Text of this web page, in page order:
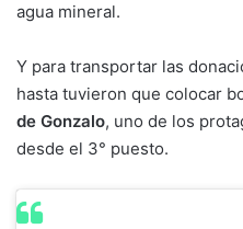
agua mineral.
Y para transportar las
hasta tuvieron que colocar
de Gonzalo, uno de los
desde el 3° puesto.